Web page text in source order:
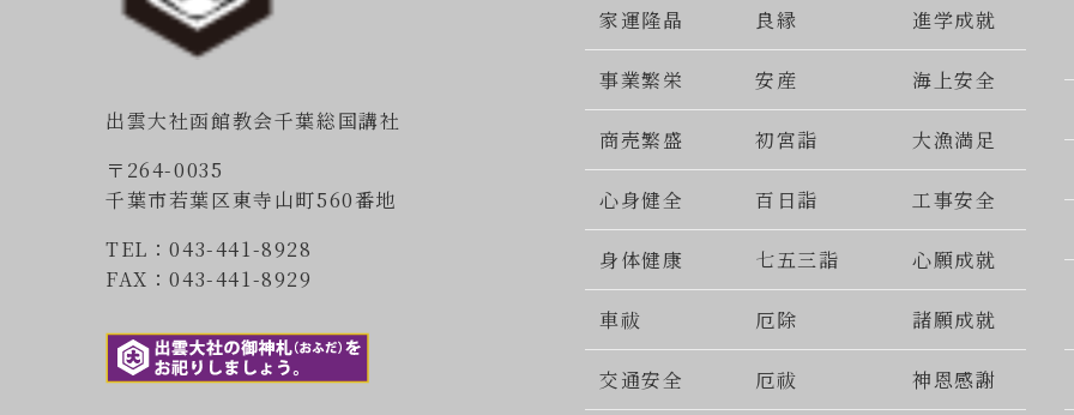
出雲大社函館教会千葉総国講社
〒264-0035
千葉市若葉区東寺山町560番地
TEL：043-441-8928
FAX：043-441-8929
家運隆晶 良縁 進学成就
事業繁栄 安産 海上安全
商売繁盛 初宮詣 大漁満足
心身健全 百日詣 工事安全
身体健康 七五三詣 心願成就
車祓 厄除 諸願成就
交通安全 厄祓 神恩感謝